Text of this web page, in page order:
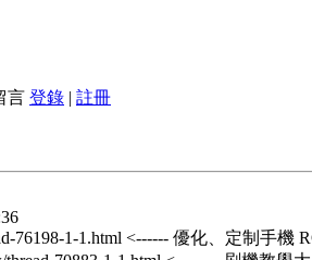
言 登錄 | 註冊
76198-1-1.html <------ 優化、定制手機